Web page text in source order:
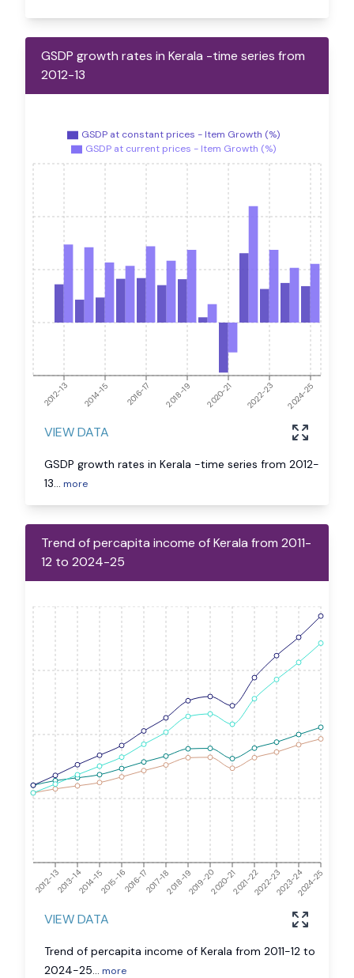
GSDP growth rates in Kerala -time series from
2012-13
2012-13 2014-15 2016-17 2018-19 2020-21 2022-23 2024-25
GSDP at constant prices - Item Growth (%)
GSDP at current prices - Item Growth (%)
VIEW DATA
GSDP growth rates in Kerala -time series from 2012-
13... more
Trend of percapita income of Kerala from 2011-
12 to 2024-25
2012-132013-142014-152015-162016-172017-182018-192019-202020-212021-222022-232023-242024-25
VIEW DATA
Trend of percapita income of Kerala from 2011-12 to
2024-25... more